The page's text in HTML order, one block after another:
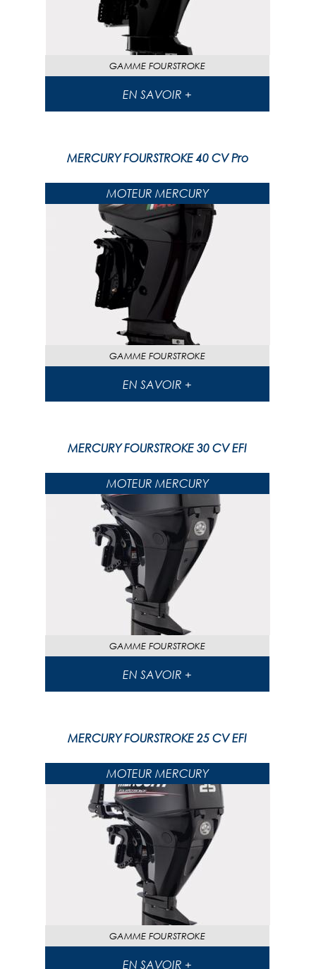
GAMME FOURSTROKE
EN SAVOIR +
MERCURY FOURSTROKE 40 CV Pro
MOTEUR MERCURY
GAMME FOURSTROKE
EN SAVOIR +
MERCURY FOURSTROKE 30 CV EFI
MOTEUR MERCURY
GAMME FOURSTROKE
EN SAVOIR +
MERCURY FOURSTROKE 25 CV EFI
MOTEUR MERCURY
GAMME FOURSTROKE
EN SAVOIR +